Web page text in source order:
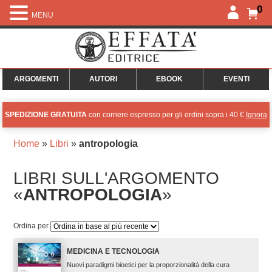
0
ARGOMENTI AUTORI EBOOK EVENTI
SPEDIZIONE GRATUITA con corriere espresso per gli ordini sopra i 40 € Ignora
Home» Libri » antropologia
LIBRI SULL'ARGOMENTO
«ANTROPOLOGIA»
Ordina per
MEDICINA E TECNOLOGIA
Nuovi paradigmi bioetici per la proporzionalità della cura
MENU